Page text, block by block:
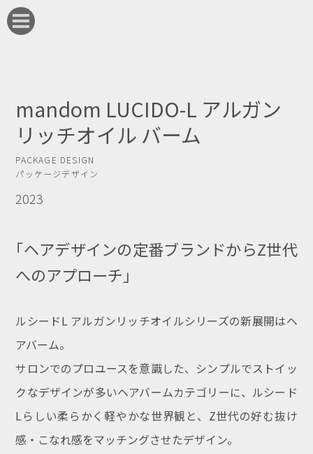
mandom LUCIDO-L アルガン
リッチオイル バーム
PACKAGE DESIGN
パッケージデザイン
2023
「ヘアデザインの定番ブランドからZ世代
へのアプローチ 」
ルシードL アルガンリッチオイルシリーズの新展開はヘ
アバーム。
サロンでのプロユースを意識した、シンプルでストイッ
クなデザインが多いヘアバームカテゴリーに、ルシード
Lらしい柔らかく軽やかな世界観と、Z世代の好む抜け
感・こなれ感をマッチングさせたデザイン。